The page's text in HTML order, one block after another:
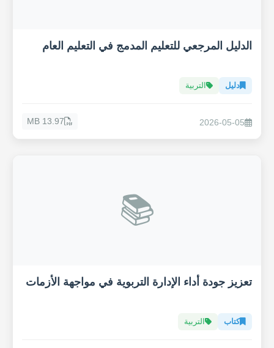
الدليل المرجعي للتعليم المدمج في التعليم العام
دليل التربية
2026-05-05
13.97 MB
📚
تعزيز جودة أداء الإدارة التربوية في مواجهة الأزمات
كتاب التربية